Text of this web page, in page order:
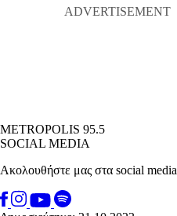
METROPOLIS 95.5
SOCIAL MEDIA
Ακολουθήστε μας στα social media